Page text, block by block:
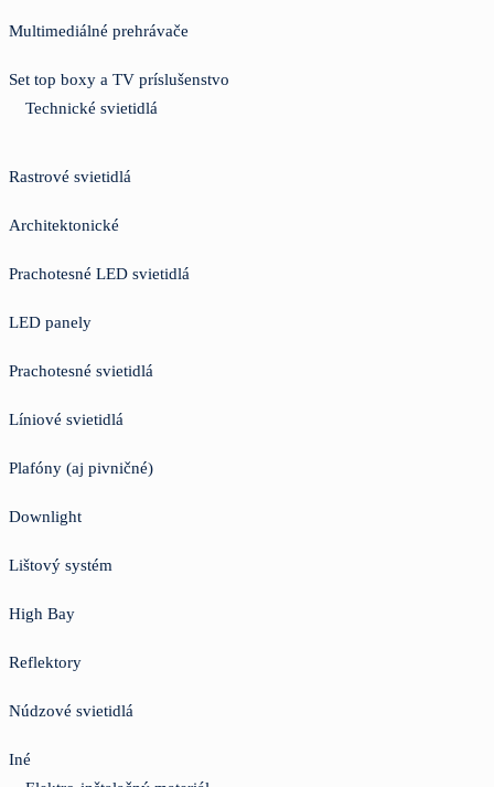
Multimediálné prehrávače
Set top boxy a TV príslušenstvo
Technické svietidlá
Rastrové svietidlá
Architektonické
Prachotesné LED svietidlá
LED panely
Prachotesné svietidlá
Líniové svietidlá
Plafóny (aj pivničné)
Downlight
Lištový systém
High Bay
Reflektory
Núdzové svietidlá
Iné